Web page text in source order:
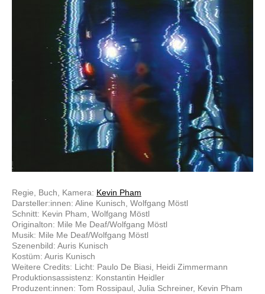
Regie, Buch, Kamera: Kevin Pham
Darsteller:innen: Aline Kunisch, Wolfgang Möstl
Schnitt: Kevin Pham, Wolfgang Möstl
Originalton: Mile Me Deaf/Wolfgang Möstl
Musik: Mile Me Deaf/Wolfgang Möstl
Szenenbild: Auris Kunisch
Kostüm: Auris Kunisch
Weitere Credits: Licht: Paulo De Biasi, Heidi Zimmermann
Produktionsassistenz: Konstantin Heidler
Produzent:innen: Tom Rossipaul, Julia Schreiner, Kevin Pham